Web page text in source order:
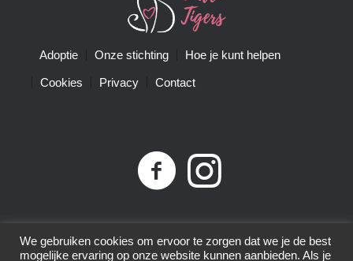
Adoptie Onze stichting Hoe je kunt helpen
Cookies Privacy Contact
Privacybeleid
| Little Tigers | KvK-nummer 68761074 |
ANBI-nummer 8575.80.152 | © 2015-2025 | All Rights
We gebruiken cookies om ervoor te zorgen dat we je de best
mogelijke ervaring op onze website kunnen aanbieden. Als je